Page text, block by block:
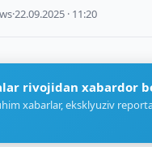
·22.09.2025 · 11:20
rivojidan xabardor
xabarlar, eksklyuziv